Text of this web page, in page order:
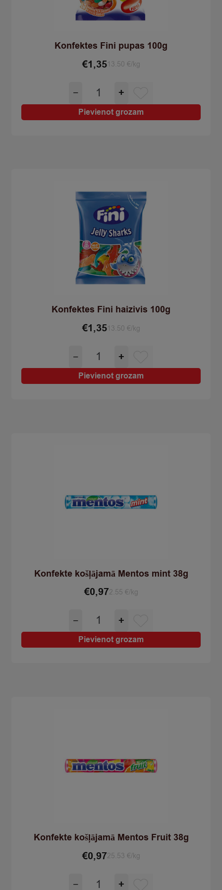
Konfektes Fini pupas 100g
€1,3513.50 €/kg
−
Konfektes
Fini
pupas
100g
+
Pievienot grozam
Konfektes Fini haizivis 100g
€1,3513.50 €/kg
−
Konfektes
Fini
haizivis
100g
+
Pievienot grozam
Konfekte košļājamā Mentos mint 38g
€0,972.55 €/kg
−
Konfekte
košļājamā
Mentos
mint
+
Pievienot grozam
Konfekte košļājamā Mentos Fruit 38g
€0,9725.53 €/kg
−
Konfekte
+